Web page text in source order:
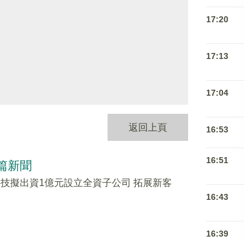
返回上頁
新聞
擬出資1億元設立全資子公司 拓展新客
17:20
17:13
17:04
16:53
16:51
16:43
16:39